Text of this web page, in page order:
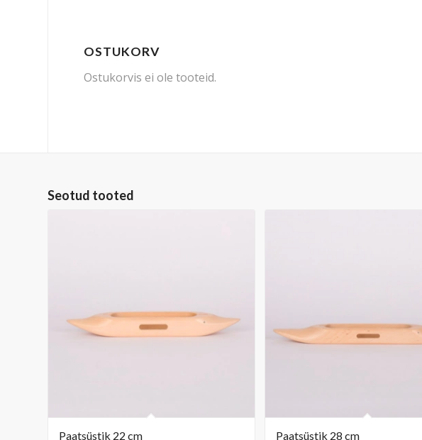
OSTUKORV
Ostukorvis ei ole tooteid.
Seotud tooted
Paatsüstik 22 cm Paatsüstik 28 cm